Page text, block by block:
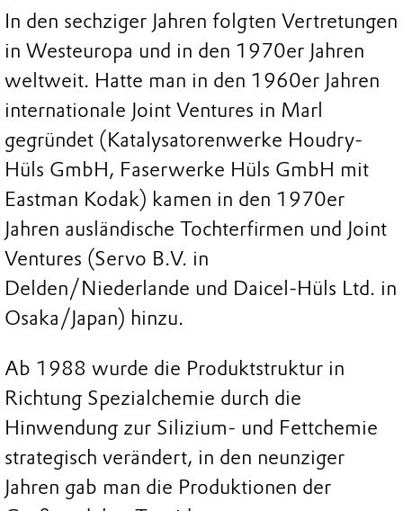
In den sechziger Jahren folgten Vertretungen
in Westeuropa und in den 1970er Jahren
weltweit. Hatte man in den 1960er Jahren
internationale Joint Ventures in Marl
gegründet (Katalysatorenwerke Houdry-
Hüls GmbH, Faserwerke Hüls GmbH mit
Eastman Kodak) kamen in den 1970er
Jahren ausländische Tochterfirmen und Joint
Ventures (Servo B.V. in
Delden/Niederlande und Daicel-Hüls Ltd. in
Osaka/Japan) hinzu.
Ab 1988 wurde die Produktstruktur in
Richtung Spezialchemie durch die
Hinwendung zur Silizium- und Fettchemie
strategisch verändert, in den neunziger
Jahren gab man die Produktionen der